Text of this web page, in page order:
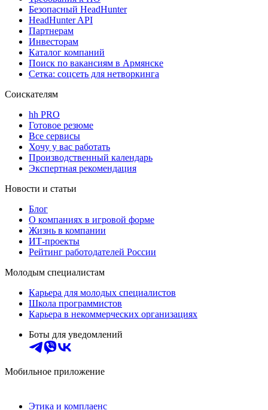
Безопасный HeadHunter
HeadHunter API
Партнерам
Инвесторам
Каталог компаний
Поиск по вакансиям в Армянске
Сетка: соцсеть для нетворкинга
Соискателям
hh PRO
Готовое резюме
Все сервисы
Хочу у вас работать
Производственный календарь
Экспертная рекомендация
Новости и статьи
Блог
О компаниях в игровой форме
Жизнь в компании
ИТ-проекты
Рейтинг работодателей России
Молодым специалистам
Карьера для молодых специалистов
Школа программистов
Карьера в некоммерческих организациях
Боты для уведомлений
Мобильное приложение
Этика и комплаенс